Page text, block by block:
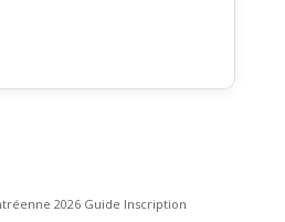
2026 Guide Inscription